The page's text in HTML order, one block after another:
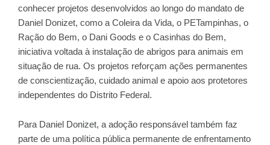
conhecer projetos desenvolvidos ao longo do mandato de
Daniel Donizet, como a Coleira da Vida, o PETampinhas, o
Ração do Bem, o Dani Goods e o Casinhas do Bem,
iniciativa voltada à instalação de abrigos para animais em
situação de rua. Os projetos reforçam ações permanentes
de conscientização, cuidado animal e apoio aos protetores
independentes do Distrito Federal.
Para Daniel Donizet, a adoção responsável também faz
parte de uma política pública permanente de enfrentamento